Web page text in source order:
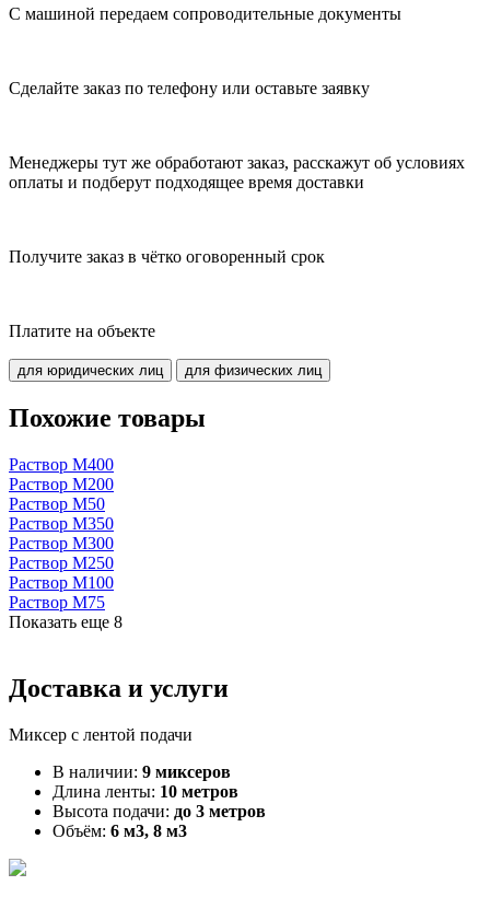
С машиной передаем сопроводительные документы
Сделайте заказ по телефону или оставьте заявку
Менеджеры тут же обработают заказ, расскажут об условиях
оплаты и подберут подходящее время доставки
Получите заказ в чётко оговоренный срок
Платите на объекте
для юридических лиц для физических лиц
Похожие товары
Раствор М400
Раствор М200
Раствор М50
Раствор М350
Раствор М300
Раствор М250
Раствор М100
Раствор М75
Показать еще 8
Доставка и услуги
Миксер с лентой подачи
В наличии: 9 миксеров
Длина ленты: 10 метров
Высота подачи: до 3 метров
Объём: 6 м3, 8 м3